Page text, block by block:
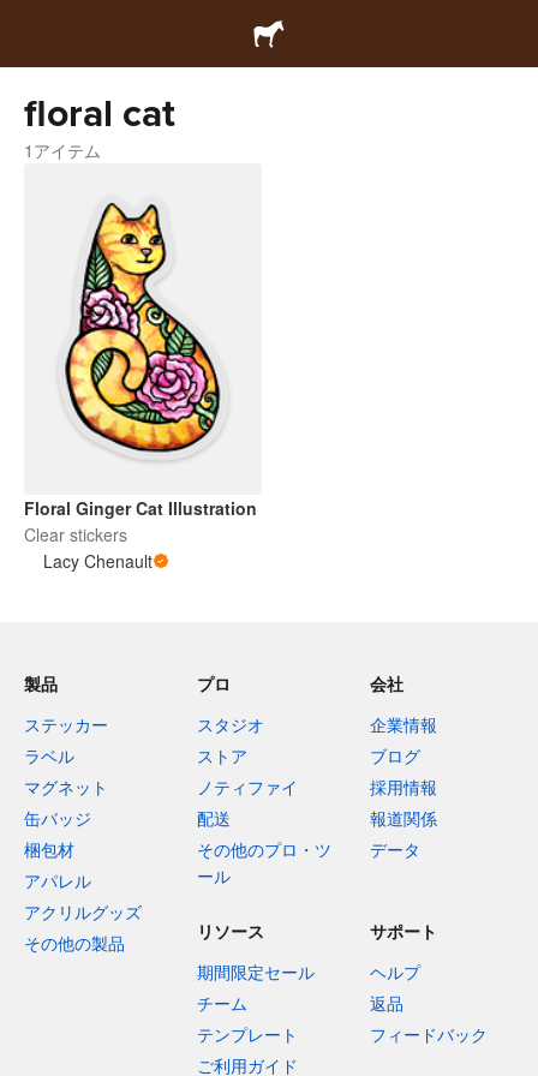
floral cat
1アイテム
Floral Ginger Cat Illustration
Clear stickers
Lacy Chenault
製品
ステッカー
ラベル
マグネット
缶バッジ
梱包材
アパレル
アクリルグッズ
その他の製品
プロ
スタジオ
ストア
ノティファイ
配送
その他のプロ・ツ
ール
会社
企業情報
ブログ
採用情報
報道関係
データ
リソース
期間限定セール
チーム
テンプレート
ご利用ガイド
サポート
ヘルプ
返品
フィードバック